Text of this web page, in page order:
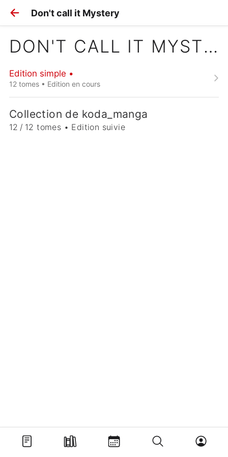
Don't call it Mystery
DON'T CALL IT MYSTERY
Edition simple •
12 tomes • Edition en cours
Collection de koda_manga
12 / 12 tomes • Edition suivie